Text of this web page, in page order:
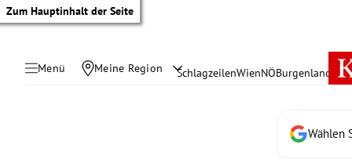
Zum Hauptinhalt der Seite
Menü Meine Region SchlagzeilenWienNÖBurgenland
Wählen